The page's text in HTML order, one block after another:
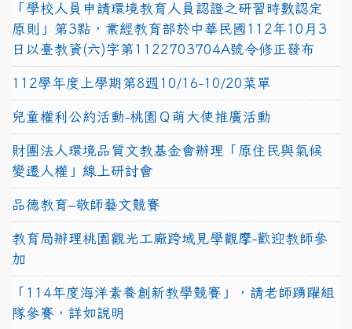
「學校人員申請環境教育人員認證之研習時數認定
原則」第3點，業經教育部於中華民國112年10月3
日以臺教資(六)字第1122703704A號令修正發布
112學年度上學期第8週10/16-10/20菜單
兒童權利公約活動-桃園Ｑ萌大使推廣活動
財團法人環境品質文教基金會辦理「原住民與氣候
變遷人權」線上研討會
品德教育–敬師藝文競賽
教育局辦理桃園觀光工廠跨域見學觀摩-歡迎教師參
加
「114年度海洋素養創新教學競賽」，請老師踴躍組
隊參賽，詳如說明